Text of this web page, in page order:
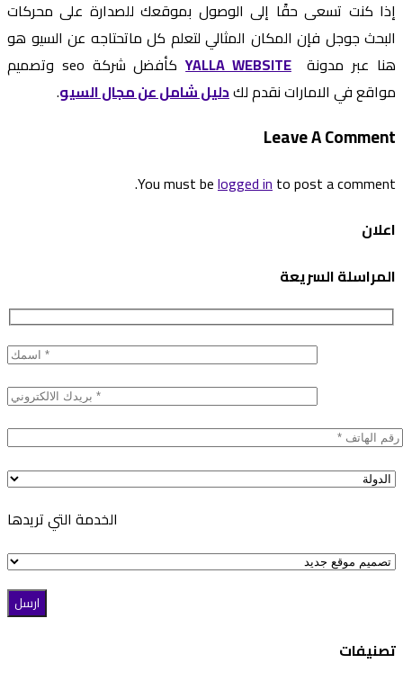
إذا كنت تسعى حقًا إلى الوصول بموقعك للصدارة على محركات
البحث جوجل فإن المكان المثالي لتعلم كل ماتحتاجه عن السيو هو
هنا عبر مدونةYALLA WEBSITE
كأفضل شركة seo وتصميم
مواقع في الاماراتنقدم لكدليل شامل عن مجال السيو.
Leave A Comment
You must belogged into post a comment.
اعلان
المراسلة السريعة
الخدمة التي تريدها
تصنيفات